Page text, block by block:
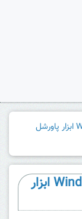
دانلود Windows PowerShell 7.1.3 ابزار پاورشل
دانلود Windows PowerShell 7.1.3 ابزار